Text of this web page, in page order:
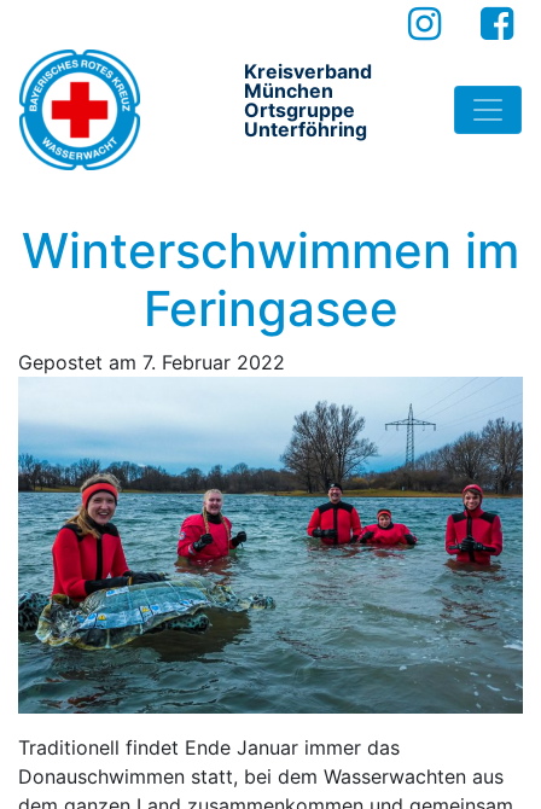
Kreisverband
München
Ortsgruppe
Unterföhring
Winterschwimmen im
Feringasee
Gepostet am 7. Februar 2022
Traditionell findet Ende Januar immer das
Donauschwimmen statt, bei dem Wasserwachten aus